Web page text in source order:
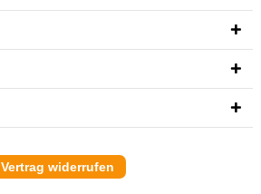
Vertrag widerrufen